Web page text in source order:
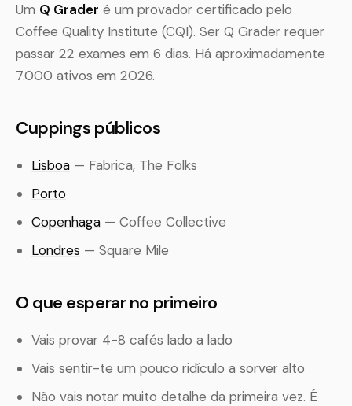
Um Q Grader é um provador certificado pelo
Coffee Quality Institute (CQI). Ser Q Grader requer
passar 22 exames em 6 dias. Há aproximadamente
7.000 ativos em 2026.
Cuppings públicos
Lisboa — Fabrica, The Folks
Porto
Copenhaga — Coffee Collective
Londres — Square Mile
O que esperar no primeiro
Vais provar 4-8 cafés lado a lado
Vais sentir-te um pouco ridículo a sorver alto
Não vais notar muito detalhe da primeira vez. É